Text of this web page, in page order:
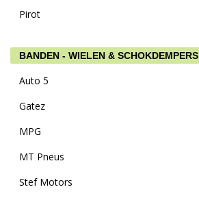
Pirot
BANDEN - WIELEN & SCHOKDEMPERS
Auto 5
Gatez
MPG
MT Pneus
Stef Motors